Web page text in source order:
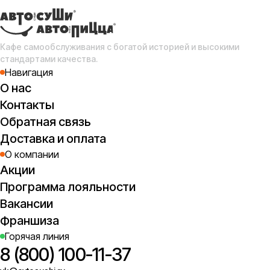
Кафе самообслуживания с богатой историей и высокими
стандартами качества.
Навигация
О нас
Контакты
Обратная связь
Доставка и оплата
О компании
Акции
Программа лояльности
Вакансии
Франшиза
Горячая линия
8 (800) 100-11-37